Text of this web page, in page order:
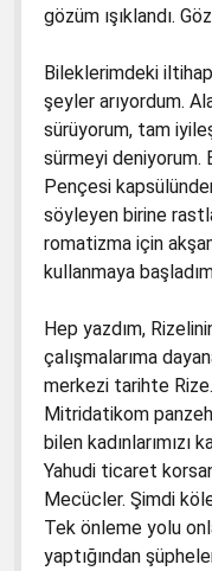
gözüm ışıklandı.
Bileklerimdeki
şeyler arıyordum.
sürüyorum, tam
sürmeyi deniyorum.
Pençesi
söyleyen birine
romatizma için
kullanmaya
Hep yazdım,
çalışmalarıma
merkezi tarihte
Mitridatikom
bilen kadınlarımızı
Yahudi ticaret
Mecücler. Şimdi
Tek önleme yolu
yaptığından